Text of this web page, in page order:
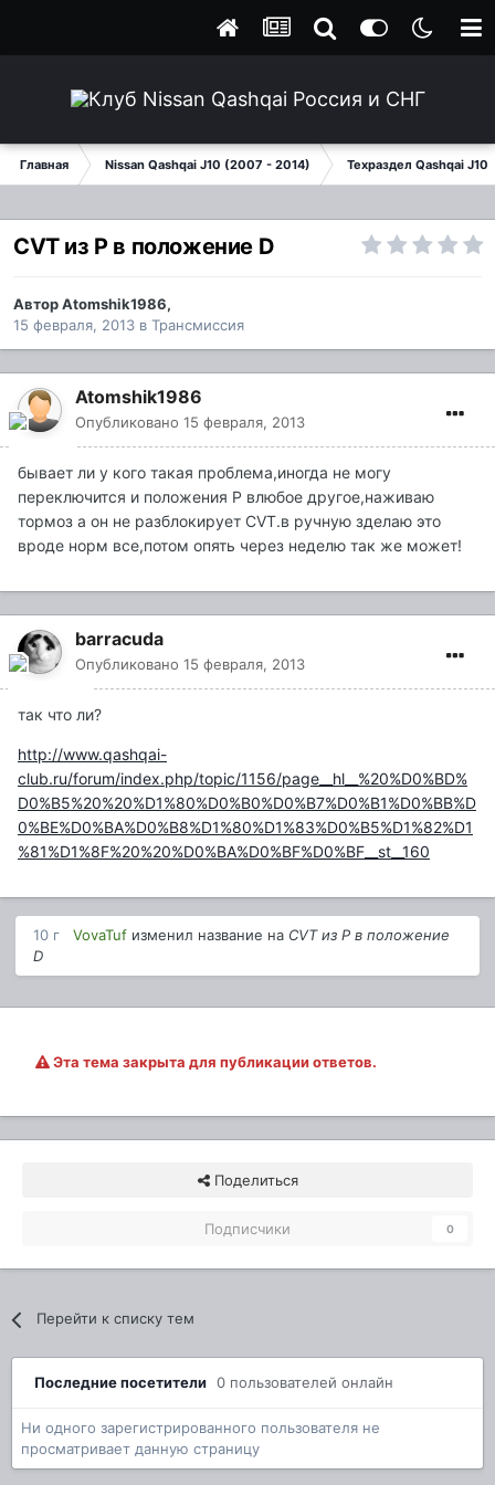
Главная Nissan Qashqai J10 (2007 - 2014) Техраздел Qashqai J10
CVT из P в положение D
АвторAtomshik1986,
15 февраля, 2013 в Трансмиссия
Atomshik1986
Опубликовано 15 февраля, 2013
бывает ли у кого такая проблема,иногда не могу
переключится и положения P влюбое другое,наживаю
тормоз а он не разблокирует CVT.в ручную зделаю это
вроде норм все,потом опять через неделю так же может!
barracuda
Опубликовано 15 февраля, 2013
так что ли?
http://www.qashqai-
club.ru/forum/index.php/topic/1156/page__hl__%20%D0%BD%
D0%B5%20%20%D1%80%D0%B0%D0%B7%D0%B1%D0%BB%D
0%BE%D0%BA%D0%B8%D1%80%D1%83%D0%B5%D1%82%D1
%81%D1%8F%20%20%D0%BA%D0%BF%D0%BF__st__160
10 г VovaTuf изменил название на CVT из P в положение
D
Эта тема закрыта для публикации ответов.
Поделиться
Подписчики 0
Перейти к списку тем
Последние посетители 0 пользователей онлайн
Ни одного зарегистрированного пользователя не
просматривает данную страницу